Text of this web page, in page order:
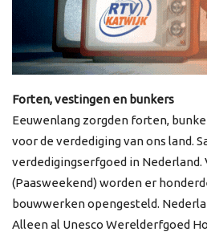
Forten, vestingen en bunkers
Eeuwenlang zorgden forten,
voor de verdediging van ons land.
verdedigingserfgoed in Nederland.
(Paasweekend) worden er
bouwwerken opengesteld.
Alleen al Unesco Werelderfgoed